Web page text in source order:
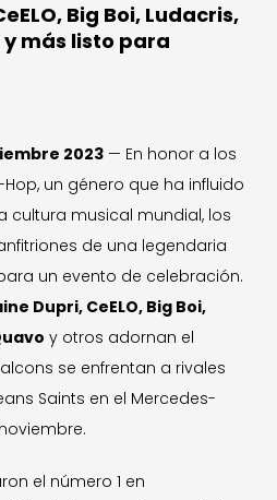
Big Boi, Ludacris,
y más listo para
2023 — En honor a los
un género que ha influido
cultura musical mundial, los
de una legendaria
un evento de celebración.
Dupri, CeELO, Big Boi,
y otros adornan el
se enfrentan a rivales
Saints en el Mercedes-
el número 1 en